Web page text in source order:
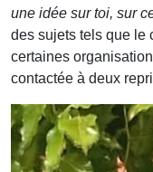
une idée sur toi, sur
des sujets tels que le
certaines
contactée à deux